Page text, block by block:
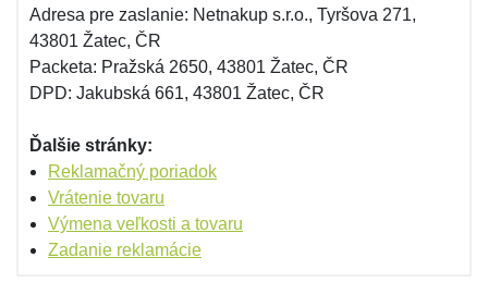
Adresa pre zaslanie: Netnakup s.r.o., Tyršova 271,
43801 Žatec, ČR
Packeta: Pražská 2650, 43801 Žatec, ČR
DPD: Jakubská 661, 43801 Žatec, ČR
Ďalšie stránky:
Reklamačný poriadok
Vrátenie tovaru
Výmena veľkosti a tovaru
Zadanie reklamácie